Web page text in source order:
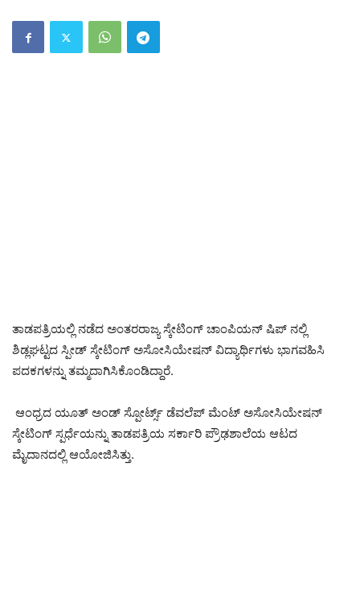
ತಾಡಪತ್ರಿಯಲ್ಲಿ ನಡೆದ ಅಂತರರಾಜ್ಯ ಸ್ಕೇಟಿಂಗ್ ಚಾಂಪಿಯನ್ ಷಿಪ್ ನಲ್ಲಿ
ಶಿಡ್ಲಘಟ್ಟದ ಸ್ಪೀಡ್ ಸ್ಕೇಟಿಂಗ್ ಅಸೋಸಿಯೇಷನ್ ವಿದ್ಯಾರ್ಥಿಗಳು ಭಾಗವಹಿಸಿ
ಪದಕಗಳನ್ನು ತಮ್ಮದಾಗಿಸಿಕೊಂಡಿದ್ದಾರೆ.
ಆಂಧ್ರದ ಯೂತ್ ಅಂಡ್ ಸ್ಪೋರ್ಟ್ಸ್ ಡೆವಲೆಪ್ ಮೆಂಟ್ ಅಸೋಸಿಯೇಷನ್
ಸ್ಕೇಟಿಂಗ್ ಸ್ಪರ್ಧೆಯನ್ನು ತಾಡಪತ್ರಿಯ ಸರ್ಕಾರಿ ಪ್ರೌಢಶಾಲೆಯ ಆಟದ
ಮೈದಾನದಲ್ಲಿ ಆಯೋಜಿಸಿತ್ತು.